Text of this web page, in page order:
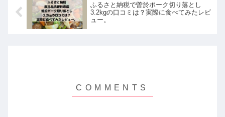
ふるさと納税で曽於ポーク切り落とし
3.2kgの口コミは？実際に食べてみたレビ
ュー。